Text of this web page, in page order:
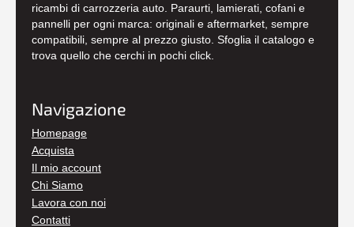
ricambi di carrozzeria auto. Paraurti, lamierati, cofani e
pannelli per ogni marca: originali e aftermarket, sempre
compatibili, sempre al prezzo giusto. Sfoglia il catalogo e
trova quello che cerchi in pochi click.
Navigazione
Homepage
Acquista
Il mio account
Chi Siamo
Lavora con noi
Contatti